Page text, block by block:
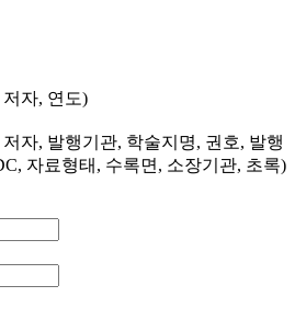
자, 연도)
자, 발행기관, 학술지명, 권호, 발행
자료형태, 수록면, 소장기관, 초록)